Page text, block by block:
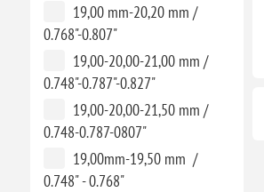
19,00 mm-20,20 mm /
0.768"-0.807"
19,00-20,00-21,00 mm /
0.748"-0.787"-0.827"
19,00-20,00-21,50 mm /
0.748-0.787-0807"
19,00mm-19,50 mm /
0.748" - 0.768"